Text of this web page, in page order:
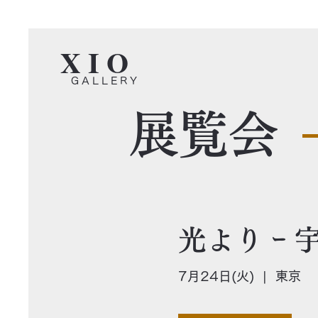
G A L L E R Y
X I O
展覧会
光より ｰ
7月24日(火) 東京